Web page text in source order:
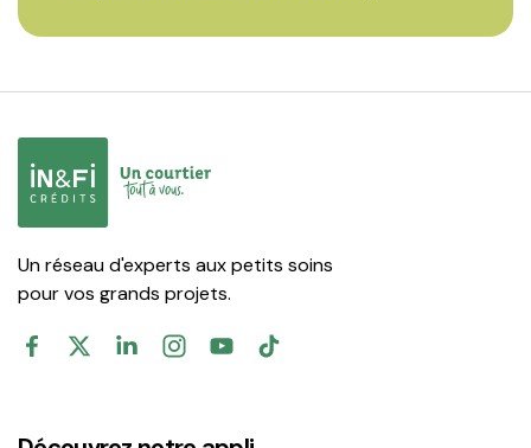
Un réseau d'experts aux petits soins
pour vos grands projets.